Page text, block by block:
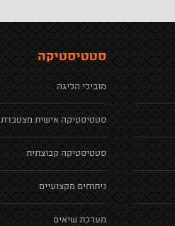
סטטיסטיקה
מובילי הליגה
סטטיסטיקה אישית מצטברת
סטטיסטיקה קבוצתית
ניתוחים מקצועיים
מערכת שיאים